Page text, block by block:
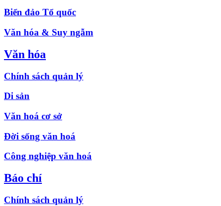
Biển đảo Tổ quốc
Văn hóa & Suy ngẫm
Văn hóa
Chính sách quản lý
Di sản
Văn hoá cơ sở
Đời sống văn hoá
Công nghiệp văn hoá
Báo chí
Chính sách quản lý